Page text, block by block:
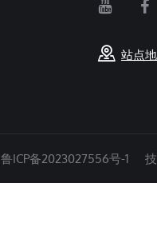
站点
鲁ICP备2023027556号-1